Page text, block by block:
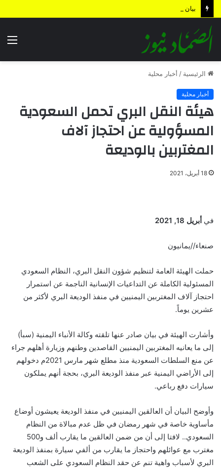
الرئيسية / أخبار محلية
أخبار محلية
هيئة النقل البري تحمل السعودية
المسؤولية عن احتجاز آلاف
المغتربين بالوديعة
18 أبريل، 2021
في أبريل 18, 2021
صنعاء//يمانيون
حملت الهيئة العامة لتنظيم شؤون النقل البري، النظام السعودي
المسئولية الكاملة عن التداعيات الإنسانية الناجمة عن استمرار
احتجاز آلاف المغتربين اليمنيين في منفذ الوديعة البري لأكثر من
عشرين يوماً.
وأشارت الهيئة في بيان صادر عنها تلقته وكالة الأنباء اليمنية (سبأ)
إلى ما يعانيه المغتربين اليمنيين القاصدين وطنهم وزيارة أهلهم جراء
عن منع السلطات السعودية منذ مطلع شهر مارس 2021م دخولهم
إلى الأراضي اليمنية عبر منفذ الوديعة البري، بحجة أنهم يملكون
سيارات دفع رباعي.
وأوضح البيان أن العالقين اليمنيين في منفذ الوديعة يعيشون أوضاع
مأساوية خاصة في شهر رمضان في ظل عدم مبالاة من النظام
السعودي.. لافتا إلى أن من ضمن العالقين ما يقارب ألف و500
مغترب مع عوائلهم واحتجاز ما يقارب من ألفي سيارة بمنفذ الوديعة
البري لأسباب واهية تنم عن حقد النظام السعودي على الشعب